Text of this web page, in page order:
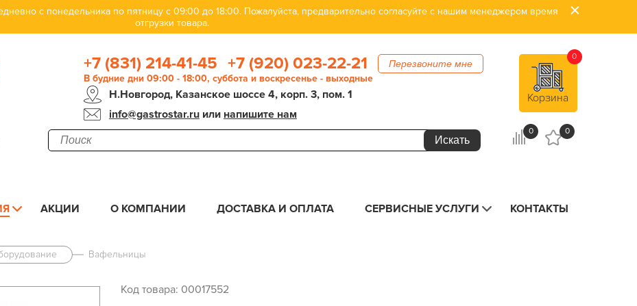
с понедельника по пятницу с 09:00 до 18:00. Пожалуйста, предварительно согласуйте с нашим менеджером время
отгрузки товара.
+7 (831) 214-41-45 +7 (920) 023-22-21 Перезвоните мне
В будние дни 09:00 - 18:00, суббота и воскресенье - выходные
Н.Новгород, Казанское шоссе 4, корп. 3, пом. 1
info@gastrostar.ruили напишите нам
Корзина
0
0 0
АКЦИИ О КОМПАНИИ ДОСТАВКА И ОПЛАТА СЕРВИСНЫЕ УСЛУГИ КОНТАКТЫ
Вафельницы
Код товара: 00017552